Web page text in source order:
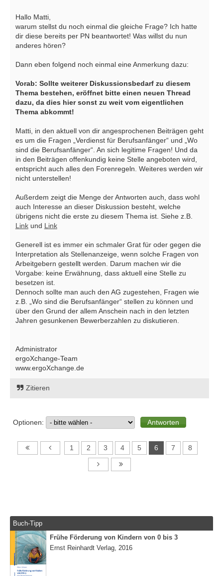
Hallo Matti,
warum stellst du noch einmal die gleiche Frage? Ich hatte
dir diese bereits per PN beantwortet! Was willst du nun
anderes hören?
Dann eben folgend noch einmal eine Anmerkung dazu:
Vorab: Sollte weiterer Diskussionsbedarf zu diesem
Thema bestehen, eröffnet bitte einen neuen Thread
dazu, da dies hier sonst zu weit vom eigentlichen
Thema abkommt!
Matti, in den aktuell von dir angesprochenen Beiträgen geht
es um die Fragen „Verdienst für Berufsanfänger“ und „Wo
sind die Berufsanfänger“. An sich legitime Fragen! Und da
in den Beiträgen offenkundig keine Stelle angeboten wird,
entspricht auch alles den Forenregeln. Weiteres werden wir
nicht unterstellen!
Außerdem zeigt die Menge der Antworten auch, dass wohl
auch Interesse an dieser Diskussion besteht, welche
übrigens nicht die erste zu diesem Thema ist. Siehe z.B.
Linkund Link
Generell ist es immer ein schmaler Grat für oder gegen die
Interpretation als Stellenanzeige, wenn solche Fragen von
Arbeitgebern gestellt werden. Darum machen wir die
Vorgabe: keine Erwähnung, dass aktuell eine Stelle zu
besetzen ist.
Dennoch sollte man auch den AG zugestehen, Fragen wie
z.B. „Wo sind die Berufsanfänger“ stellen zu können und
über den Grund der allem Anschein nach in den letzten
Jahren gesunkenen Bewerberzahlen zu diskutieren.
Administrator
ergoXchange-Team
www.ergoXchange.de
Zitieren
Optionen:
1 2 3 4 5 6 7 8
Buch-Tipp
Frühe Förderung von Kindern von 0 bis 3
Ernst Reinhardt Verlag, 2016